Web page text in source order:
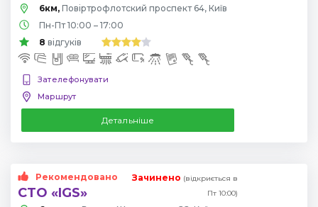
6км,
Повіртрофлотский проспект 64, Київ
Пн-Пт 10:00 – 17:00
8 відгуків
Зателефонувати
Маршрут
Детальніше
Рекомендовано
СТО «IGS»
Зачинено (відкриється в
Пт 10:00)